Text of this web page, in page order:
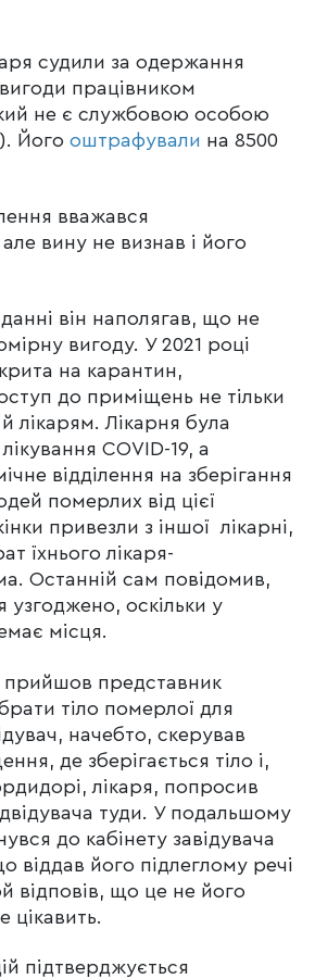
судили за одержання
працівником
не є службовою особою
Його оштрафували на 8500
вважався
вину не визнав і його
він наполягав, що не
вигоду. У 2021 році
на карантин,
до приміщень не тільки
лікарям. Лікарня була
COVID-19, а
відділення на зберігання
померлих від цієї
привезли з іншої лікарні,
їхнього лікаря-
Останній сам повідомив,
оскільки у
місця.
прийшов представник
тіло померлої для
начебто, скерував
де зберігається тіло і,
лікаря, попросив
туди. У подальшому
до кабінету завідувача
віддав його підлеглому речі
відповів, що це не його
цікавить.
підтверджується